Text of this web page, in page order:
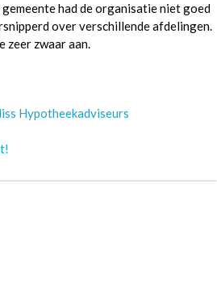
had de organisatie niet goed
over verschillende afdelingen.
zeer zwaar aan.
Hypotheekadviseurs